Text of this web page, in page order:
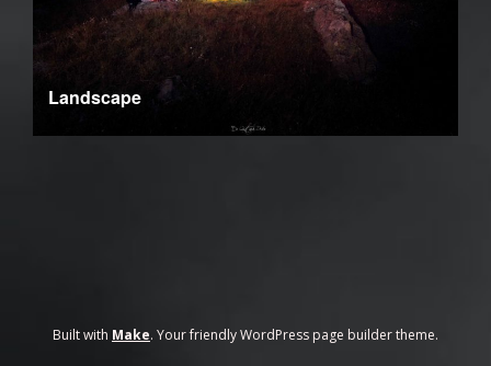
Landscape
Built with Make. Your friendly WordPress page builder theme.